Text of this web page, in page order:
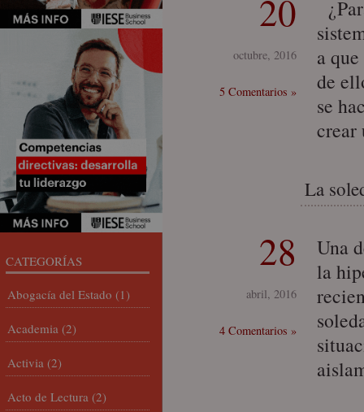
20
octubre, 2016
5 Comentarios »
a
de
se
La
28
abril, 2016
4 Comentarios »
Una
la
CATEGORÍAS
Abogacía del Estado (1)
Academia (2)
Activia (2)
Acto de Lectura (2)